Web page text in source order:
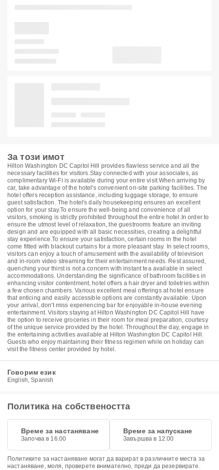
За този имот
Hilton Washington DC Capitol Hill provides flawless service and all the
necessary facilities for visitors.Stay connected with your associates, as
complimentary Wi-Fi is available during your entire visit.When arriving by
car, take advantage of the hotel's convenient on-site parking facilities. The
hotel offers reception assistance, including luggage storage, to ensure
guest satisfaction. The hotel's daily housekeeping ensures an excellent
option for your stay.To ensure the well-being and convenience of all
visitors, smoking is strictly prohibited throughout the entire hotel.In order to
ensure the utmost level of relaxation, the guestrooms feature an inviting
design and are equipped with all basic necessities, creating a delightful
stay experience.To ensure your satisfaction, certain rooms in the hotel
come fitted with blackout curtains for a more pleasant stay. In select rooms,
visitors can enjoy a touch of amusement with the availability of television
and in-room video streaming for their entertainment needs. Rest assured,
quenching your thirst is not a concern with instant tea available in select
accommodations. Understanding the significance of bathroom facilities in
enhancing visitor contentment, hotel offers a hair dryer and toiletries within
a few chosen chambers. Various excellent meal offerings at hotel ensure
that enticing and easily accessible options are constantly available. Upon
your arrival, don't miss experiencing bar for enjoyable in-house evening
entertainment. Visitors staying at Hilton Washington DC Capitol Hill have
the option to receive groceries in their room for meal preparation, courtesy
of the unique service provided by the hotel. Throughout the day, engage in
the entertaining activities available at Hilton Washington DC Capitol Hill.
Guests who enjoy maintaining their fitness regimen while on holiday can
visit the fitness center provided by hotel.
Говорим език
English, Spanish
Политика на собствеността
Време за настаняване
Започва в 16.00
Време за напускане
Завършва в 12.00
Политиките за настаняване могат да варират в различните места за
настаняване, моля, проверете внимателно, преди да резервирате.